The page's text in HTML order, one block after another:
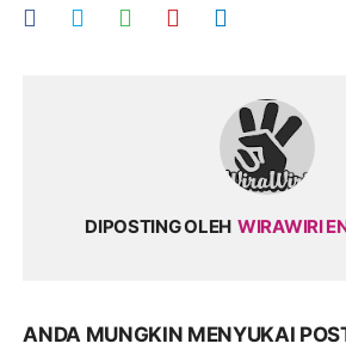
DIPOSTING OLEH WIRAWIRI
ANDA MUNGKIN MENYUKAI